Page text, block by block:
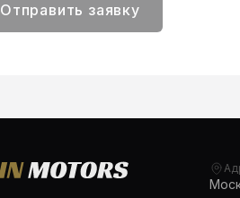
Отправить заявку